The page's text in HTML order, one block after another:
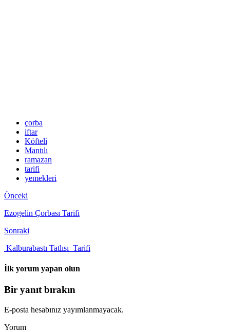
çorba
iftar
Köfteli
Mantılı
ramazan
tarifi
yemekleri
Önceki
Ezogelin Çorbası Tarifi
Sonraki
Kalburabastı Tatlısı Tarifi
İlk yorum yapan olun
Bir yanıt bırakın
E-posta hesabınız yayımlanmayacak.
Yorum